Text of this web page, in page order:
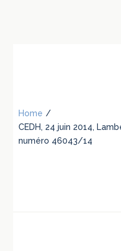
Home /
CEDH, 24 juin 2014,
numéro 46043/14